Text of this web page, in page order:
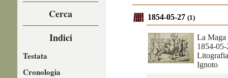
Cerca
Indici
Testata
Cronologia
1854-05-27 (1)
La Maga
1854-
Ignoto